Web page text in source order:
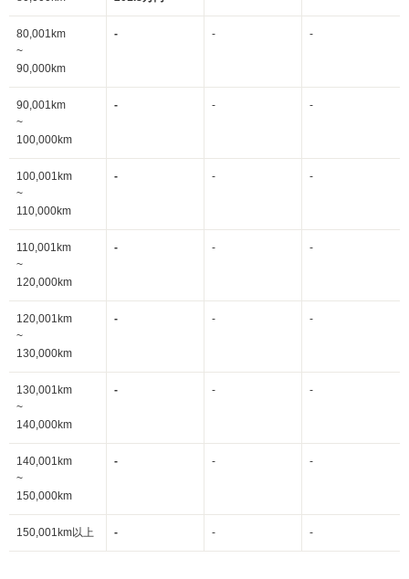
80,001km
~
90,000km
- - -
90,001km
~
100,000km
- - -
100,001km
~
110,000km
- - -
110,001km
~
120,000km
- - -
120,001km
~
130,000km
- - -
130,001km
~
140,000km
- - -
140,001km
~
150,000km
- - -
150,001km以上 - - -